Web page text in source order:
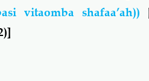
vitaomba shafaa’ah))